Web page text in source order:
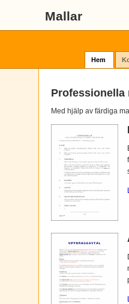
Mallar
Hem
Professionella
Med hjälp av färdiga